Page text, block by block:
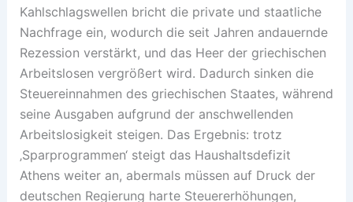
Kahlschlagswellen bricht die private und staatliche
Nachfrage ein, wodurch die seit Jahren andauernde
Rezession verstärkt, und das Heer der griechischen
Arbeitslosen vergrößert wird. Dadurch sinken die
Steuereinnahmen des griechischen Staates, während
seine Ausgaben aufgrund der anschwellenden
Arbeitslosigkeit steigen. Das Ergebnis: trotz
‚Sparprogrammen‘ steigt das Haushaltsdefizit
Athens weiter an, abermals müssen auf Druck der
deutschen Regierung harte Steuererhöhungen,